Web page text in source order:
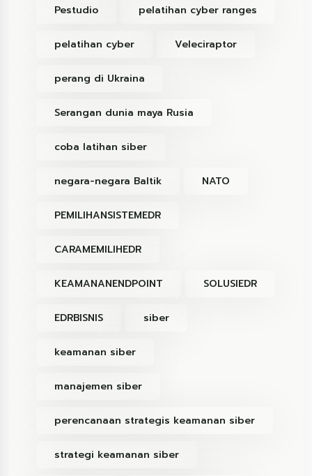
Pestudio pelatihan cyber ranges
pelatihan cyber Veleciraptor
perang di Ukraina
Serangan dunia maya Rusia
coba latihan siber
negara-negara Baltik NATO
PEMILIHANSISTEMEDR
CARAMEMILIHEDR
KEAMANANENDPOINT SOLUSIEDR
EDRBISNIS siber
keamanan siber
manajemen siber
perencanaan strategis keamanan siber
strategi keamanan siber